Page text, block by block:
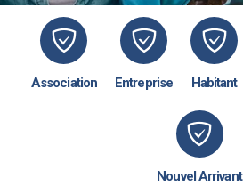
Association Entreprise Habitant
Nouvel Arrivant